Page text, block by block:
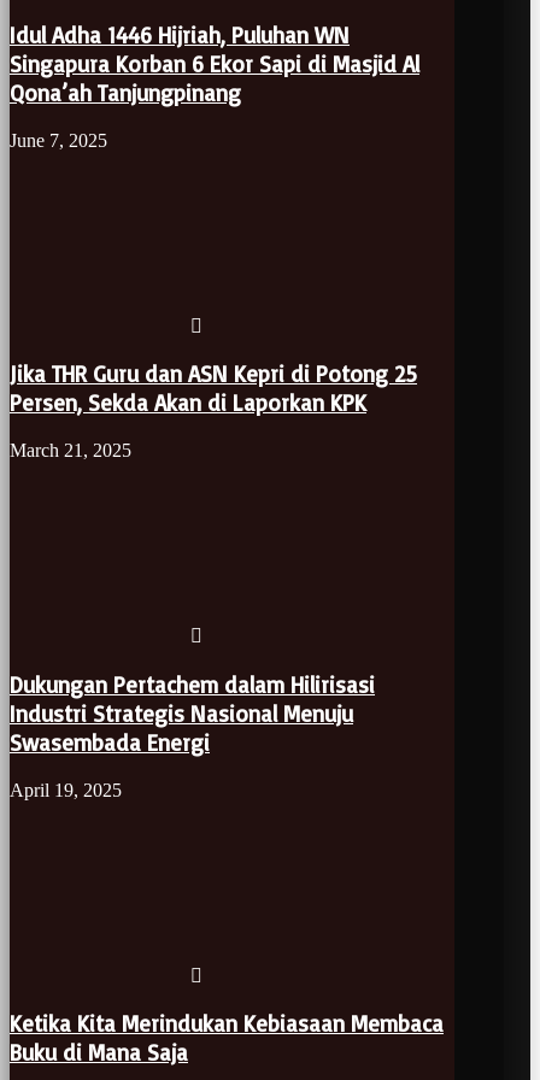
Idul Adha 1446 Hijriah, Puluhan WN
Singapura Korban 6 Ekor Sapi di Masjid Al
Qona’ah Tanjungpinang
June 7, 2025
Jika THR Guru dan ASN Kepri di Potong 25
Persen, Sekda Akan di Laporkan KPK
March 21, 2025
Dukungan Pertachem dalam Hilirisasi
Industri Strategis Nasional Menuju
Swasembada Energi
April 19, 2025
Ketika Kita Merindukan Kebiasaan Membaca
Buku di Mana Saja